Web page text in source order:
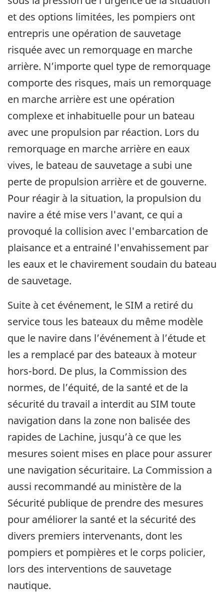
et des options limitées, les pompiers ont
entrepris une opération de sauvetage
risquée avec un remorquage en marche
arrière. N’importe quel type de remorquage
comporte des risques, mais un remorquage
en marche arrière est une opération
complexe et inhabituelle pour un bateau
avec une propulsion par réaction. Lors du
remorquage en marche arrière en eaux
vives, le bateau de sauvetage a subi une
perte de propulsion arrière et de gouverne.
Pour réagir à la situation, la propulsion du
navire a été mise vers l'avant, ce qui a
provoqué la collision avec l'embarcation de
plaisance et a entrainé l'envahissement par
les eaux et le chavirement soudain du bateau
de sauvetage.
Suite à cet événement, le SIM a retiré du
service tous les bateaux du même modèle
que le navire dans l’événement à l’étude et
les a remplacé par des bateaux à moteur
hors-bord. De plus, la Commission des
normes, de l’équité, de la santé et de la
sécurité du travail a interdit au SIM toute
navigation dans la zone non balisée des
rapides de Lachine, jusqu’à ce que les
mesures soient mises en place pour assurer
une navigation sécuritaire. La Commission a
aussi recommandé au ministère de la
Sécurité publique de prendre des mesures
pour améliorer la santé et la sécurité des
divers premiers intervenants, dont les
pompiers et pompières et le corps policier,
lors des interventions de sauvetage
nautique.